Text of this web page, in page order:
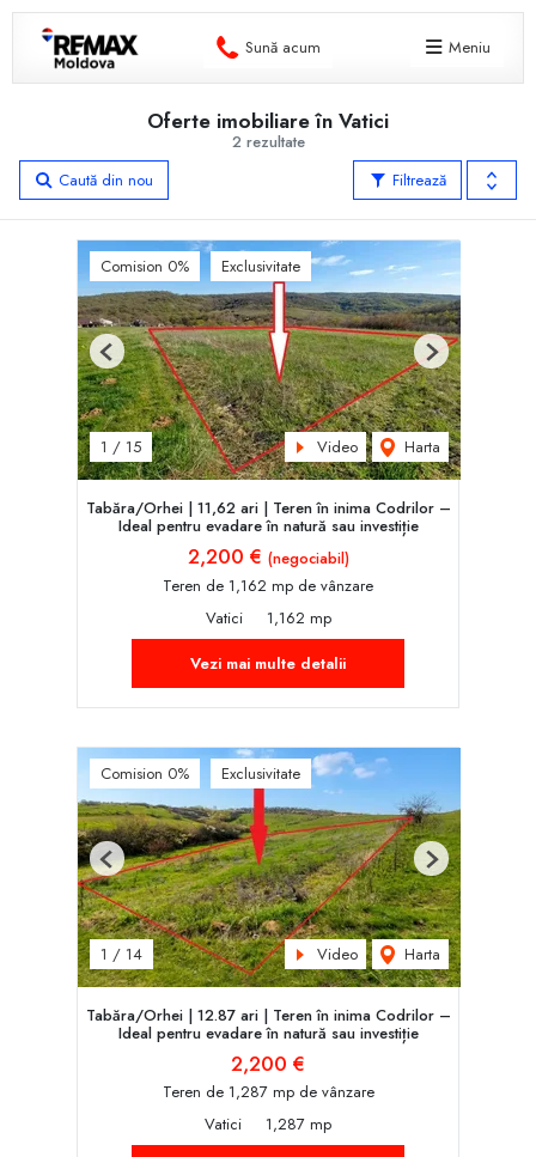
Sună acum Meniu
2 rezultate
Oferte imobiliare în Vatici
Filtrează
Caută din nou
Comision 0% Exclusivitate
1 / 15 Video Harta
Previous Next
Tabăra/Orhei | 11,62 ari | Teren în inima Codrilor –
Ideal pentru evadare în natură sau investiție
2,200 € (negociabil)
Teren de 1,162 mp de vânzare
Vatici
1,162 mp
Vezi mai multe detalii
Comision 0% Exclusivitate
1 / 14 Video Harta
Previous Next
Tabăra/Orhei | 12.87 ari | Teren în inima Codrilor –
Ideal pentru evadare în natură sau investiție
2,200 €
Teren de 1,287 mp de vânzare
Vatici
1,287 mp